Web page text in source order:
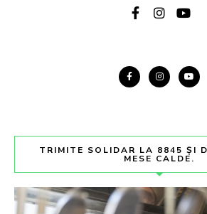
TRIMITE SOLIDAR LA 8845 ȘI
MESE CALDE.